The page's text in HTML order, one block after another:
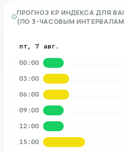
ПРОГНОЗ KP ИНДЕКСА ДЛЯ
(ПО 3-ЧАСОВЫМ
пт, 7 авг.
00:00
03:00
06:00
09:00
12:00
15:00